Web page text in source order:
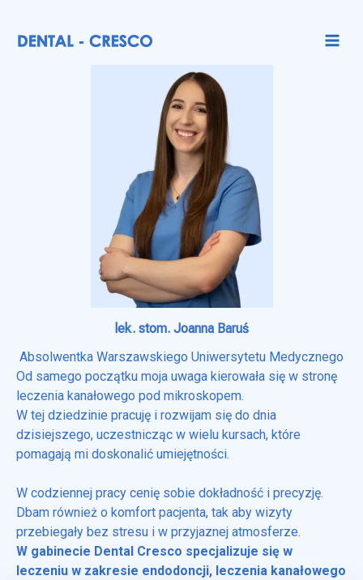
lek. stom. Joanna Baruś
Absolwentka Warszawskiego Uniwersytetu Medycznego
Od samego początku moja uwaga kierowała się w stronę
leczenia kanałowego pod mikroskopem.
W tej dziedzinie pracuję i rozwijam się do dnia
dzisiejszego, uczestnicząc w wielu kursach, które
pomagają mi doskonalić umiejętności.
W codziennej pracy cenię sobie dokładność i precyzję.
Dbam również o komfort pacjenta, tak aby wizyty
przebiegały bez stresu i w przyjaznej atmosferze.
W gabinecie Dental Cresco specjalizuje się w
leczeniu w zakresie endodoncji, leczenia kanałowego